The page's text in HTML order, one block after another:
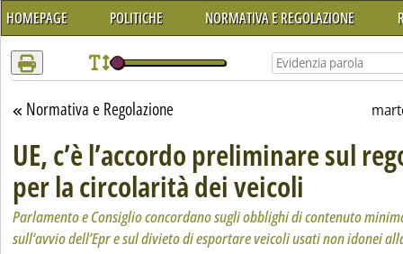
HOMEPAGE POLITICHE NORMATIVA E REGOLAZIONE
Torna alla sezione
Normativa e Regolazione
UE, c’è l’accordo preliminare sul
per la circolarità dei veicoli
Parlamento e Consiglio concordano sugli obblighi di contenuto
sull’avvio dell’Epr e sul divieto di esportare veicoli usati non idonei